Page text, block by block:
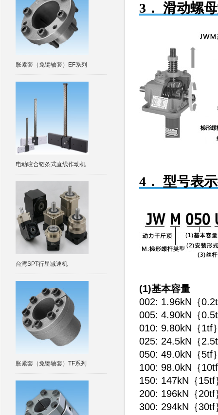
胀紧套（免键轴套）EF系列
电动咬合链条式直线作动机
台湾SPT行星减速机
胀紧套（免键轴套）TF系列
3． 滑动螺
4． 型号表
(1)基本容量
002: 1.96kN｛
005: 4.90kN｛
010: 9.80kN｛1tf
025: 24.5kN｛
050: 49.0kN｛5tf
100: 98.0kN｛
150: 147kN｛15tf
200: 196kN｛20tf
300: 294kN｛30tf